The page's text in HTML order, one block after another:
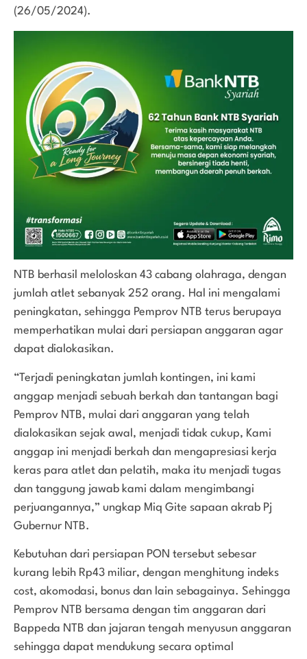
(26/05/2024).
NTB berhasil meloloskan 43 cabang olahraga, dengan
jumlah atlet sebanyak 252 orang. Hal ini mengalami
peningkatan, sehingga Pemprov NTB terus berupaya
memperhatikan mulai dari persiapan anggaran agar
dapat dialokasikan.
“Terjadi peningkatan jumlah kontingen, ini kami
anggap menjadi sebuah berkah dan tantangan bagi
Pemprov NTB, mulai dari anggaran yang telah
dialokasikan sejak awal, menjadi tidak cukup, Kami
anggap ini menjadi berkah dan mengapresiasi kerja
keras para atlet dan pelatih, maka itu menjadi tugas
dan tanggung jawab kami dalam mengimbangi
perjuangannya,” ungkap Miq Gite sapaan akrab Pj
Gubernur NTB.
Kebutuhan dari persiapan PON tersebut sebesar
kurang lebih Rp43 miliar, dengan menghitung indeks
cost, akomodasi, bonus dan lain sebagainya. Sehingga
Pemprov NTB bersama dengan tim anggaran dari
Bappeda NTB dan jajaran tengah menyusun anggaran
sehingga dapat mendukung secara optimal